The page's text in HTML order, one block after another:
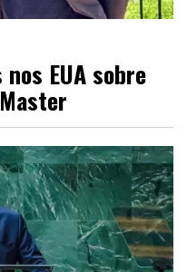
EUA sobre